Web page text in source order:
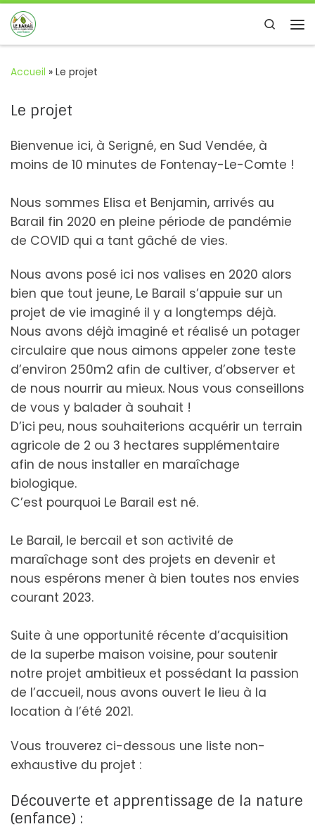
Passer au contenu
Search
Accueil » Le projet
Le projet
Bienvenue ici, à Serigné, en Sud Vendée, à
moins de 10 minutes de Fontenay-Le-Comte !
Nous sommes Elisa et Benjamin, arrivés au
Barail fin 2020 en pleine période de pandémie
de COVID qui a tant gâché de vies.
Nous avons posé ici nos valises en 2020 alors
bien que tout jeune, Le Barail s’appuie sur un
projet de vie imaginé il y a longtemps déjà.
Nous avons déjà imaginé et réalisé un potager
circulaire que nous aimons appeler zone teste
d’environ 250m2 afin de cultiver, d’observer et
de nous nourrir au mieux. Nous vous conseillons
de vous y balader à souhait !
D’ici peu, nous souhaiterions acquérir un terrain
agricole de 2 ou 3 hectares supplémentaire
afin de nous installer en maraîchage
biologique.
C’est pourquoi Le Barail est né.
Le Barail, le bercail et son activité de
maraîchage sont des projets en devenir et
nous espérons mener à bien toutes nos envies
courant 2023.
Suite à une opportunité récente d’acquisition
de la superbe maison voisine, pour soutenir
notre projet ambitieux et possédant la passion
de l’accueil, nous avons ouvert le lieu à la
location à l’été 2021.
Vous trouverez ci-dessous une liste non-
exhaustive du projet :
Découverte et apprentissage de la nature
(enfance) :